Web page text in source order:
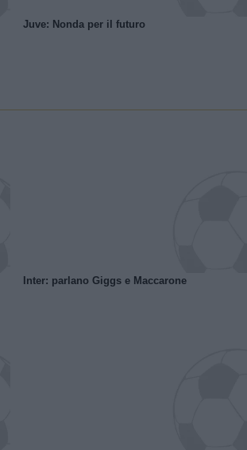
Juve: Nonda per il futuro
Inter: parlano Giggs e Maccarone